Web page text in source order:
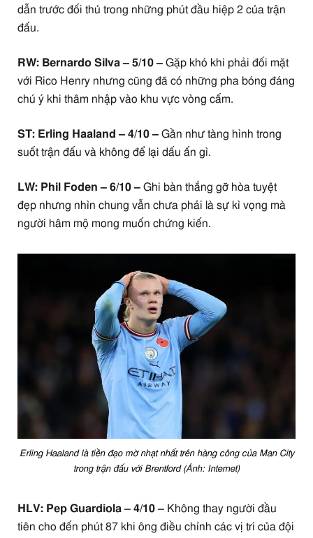
dẫn trước đối thủ trong những phút đầu hiệp 2 của trận
đấu.
RW: Bernardo Silva – 5/10 – Gặp khó khi phải đối mặt
với Rico Henry nhưng cũng đã có những pha bóng đáng
chú ý khi thâm nhập vào khu vực vòng cấm.
ST: Erling Haaland – 4/10 – Gần như tàng hình trong
suốt trận đấu và không để lại dấu ấn gì.
LW: Phil Foden – 6/10 – Ghi bàn thắng gỡ hòa tuyệt
đẹp nhưng nhìn chung vẫn chưa phải là sự kì vọng mà
người hâm mộ mong muốn chứng kiến.
Erling Haaland là tiền đạo mờ nhạt nhất trên hàng công của Man City
trong trận đấu với Brentford (Ảnh: Internet)
HLV: Pep Guardiola – 4/10 – Không thay người đầu
tiên cho đến phút 87 khi ông điều chỉnh các vị trí của đội